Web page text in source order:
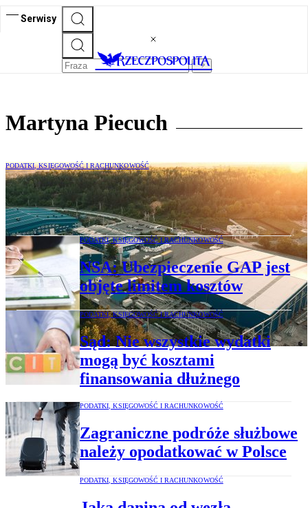
Serwisy
Martyna Piecuch
PODATKI, KSIĘGOWOŚĆ I RACHUNKOWOŚĆ
Zużycie budowli nie wpływa na wysokość
podatku od nieruchomości
PODATKI, KSIĘGOWOŚĆ I RACHUNKOWOŚĆ
NSA: Ubezpieczenie GAP jest
objęte limitem kosztów
PODATKI, KSIĘGOWOŚĆ I RACHUNKOWOŚĆ
Sąd: Nie wszystkie wydatki
mogą być kosztami
finansowania dłużnego
PODATKI, KSIĘGOWOŚĆ I RACHUNKOWOŚĆ
Zagraniczne podróże służbowe
należy opodatkować w Polsce
PODATKI, KSIĘGOWOŚĆ I RACHUNKOWOŚĆ